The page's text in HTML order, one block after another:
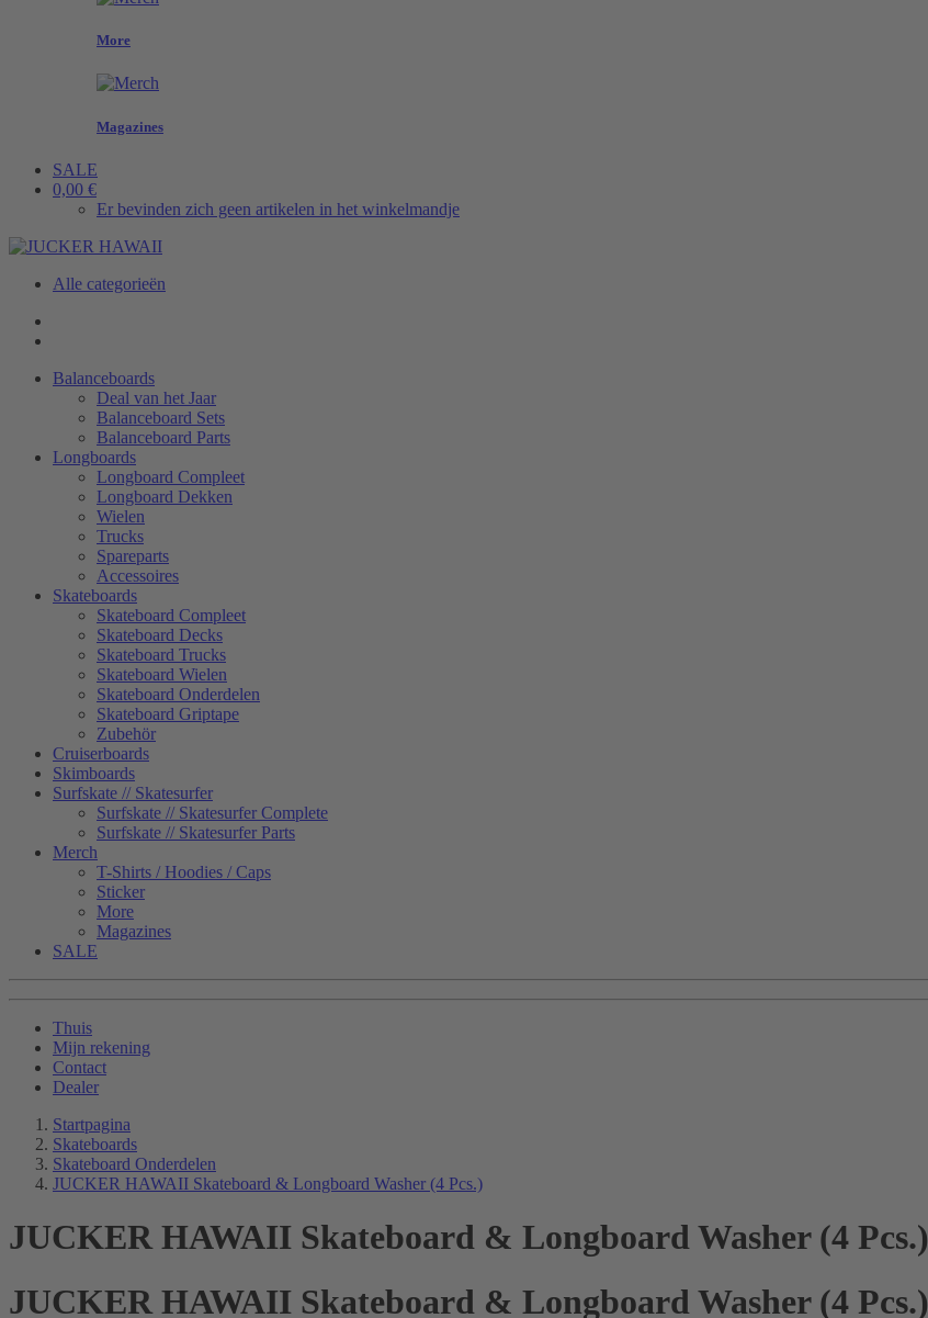
More
Magazines
SALE
0,00 €
Er bevinden zich geen artikelen in het winkelmandje
Alle categorieën
Balanceboards
Deal van het Jaar
Balanceboard Sets
Balanceboard Parts
Longboards
Longboard Compleet
Longboard Dekken
Wielen
Trucks
Spareparts
Accessoires
Skateboards
Skateboard Compleet
Skateboard Decks
Skateboard Trucks
Skateboard Wielen
Skateboard Onderdelen
Skateboard Griptape
Zubehör
Cruiserboards
Skimboards
Surfskate // Skatesurfer
Surfskate // Skatesurfer Complete
Surfskate // Skatesurfer Parts
Merch
T-Shirts / Hoodies / Caps
Sticker
More
Magazines
SALE
Thuis
Mijn rekening
Contact
Dealer
Startpagina
Skateboards
Skateboard Onderdelen
JUCKER HAWAII Skateboard & Longboard Washer (4 Pcs.)
JUCKER HAWAII Skateboard & Longboard Washer (4 Pcs.)
JUCKER HAWAII Skateboard & Longboard Washer (4 Pcs.)